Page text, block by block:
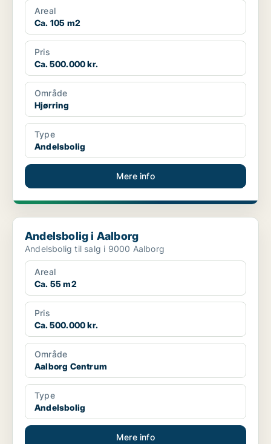
Areal
Ca. 105 m2
Pris
Ca. 500.000 kr.
Område
Hjørring
Type
Andelsbolig
Mere info
Andelsbolig i Aalborg
Andelsbolig i Aalborg
Andelsbolig til salg i 9000 Aalborg
Areal
Ca. 55 m2
Pris
Ca. 500.000 kr.
Område
Aalborg Centrum
Type
Andelsbolig
Mere info